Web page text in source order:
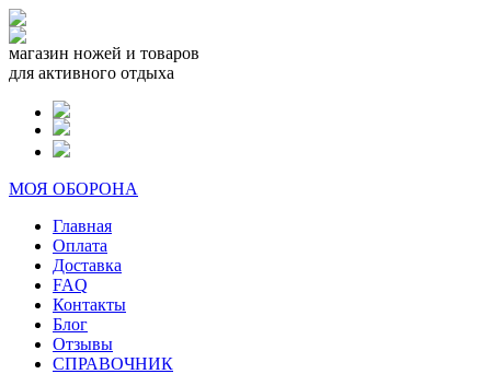
магазин ножей и товаров
для активного отдыха
МОЯ ОБОРОНА
Главная
Оплата
Доставка
FAQ
Контакты
Блог
Отзывы
СПРАВОЧНИК